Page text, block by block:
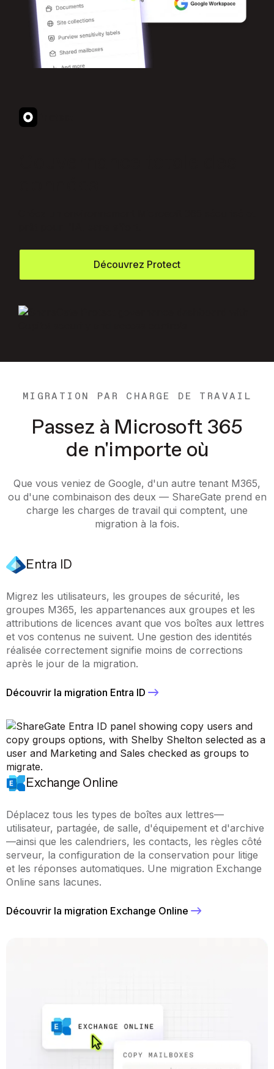
Découvrez Protect
MIGRATION PAR CHARGE DE TRAVAIL
Passez à Microsoft 365
de n'importe où
Que vous veniez de Google, d'un autre tenant M365,
ou d'une combinaison des deux — ShareGate prend en
charge les charges de travail qui comptent, une
migration à la fois.
Entra ID
Migrez les utilisateurs, les groupes de sécurité, les
groupes M365, les appartenances aux groupes et les
attributions de licences avant que vos boîtes aux lettres
et vos contenus ne suivent. Une gestion des identités
réalisée correctement signifie moins de corrections
après le jour de la migration.
Découvrir la migration Entra ID
Exchange Online
Déplacez tous les types de boîtes aux lettres—
utilisateur, partagée, de salle, d'équipement et d'archive
—ainsi que les calendriers, les contacts, les règles côté
serveur, la configuration de la conservation pour litige
et les réponses automatiques. Une migration Exchange
Online sans lacunes.
Découvrir la migration Exchange Online